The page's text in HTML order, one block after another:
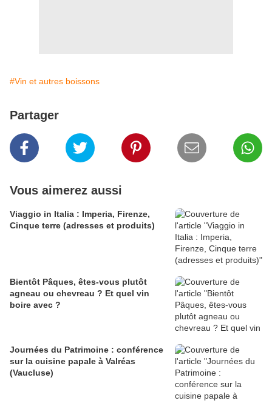
#Vin et autres boissons
Partager
Vous aimerez aussi
Viaggio in Italia : Imperia, Firenze,
Cinque terre (adresses et produits)
Bientôt Pâques, êtes-vous plutôt
agneau ou chevreau ? Et quel vin
boire avec ?
Journées du Patrimoine : conférence
sur la cuisine papale à Valréas
(Vaucluse)